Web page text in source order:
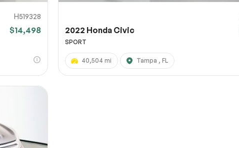
H519328
$14,498 2022 Honda Civic
SPORT
40,504 mi Tampa , FL